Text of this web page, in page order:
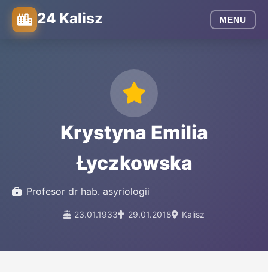
24 Kalisz MENU
Krystyna Emilia
Łyczkowska
Profesor dr hab. asyriologii
23.01.1933 29.01.2018 Kalisz